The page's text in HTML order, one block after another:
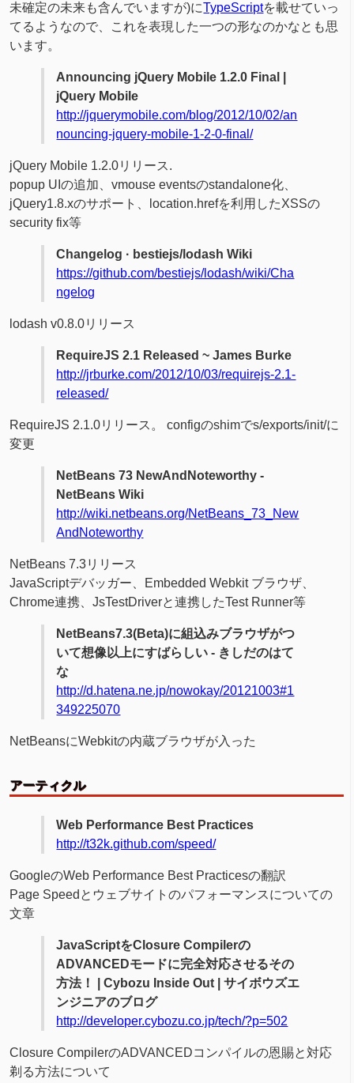
未確定の未来も含んでいますが)にTypeScriptを載せていっ
てるようなので、これを表現した一つの形なのかなとも思
います。
Announcing jQuery Mobile 1.2.0 Final |
jQuery Mobile
http://jquerymobile.com/blog/2012/10/02/an
nouncing-jquery-mobile-1-2-0-final/
jQuery Mobile 1.2.0リリース.
popup UIの追加、vmouse eventsのstandalone化、
jQuery1.8.xのサポート、location.hrefを利用したXSSの
security fix等
Changelog · bestiejs/lodash Wiki
https://github.com/bestiejs/lodash/wiki/Cha
ngelog
lodash v0.8.0リリース
RequireJS 2.1 Released ~ James Burke
http://jrburke.com/2012/10/03/requirejs-2.1-
released/
RequireJS 2.1.0リリース。 configのshimでs/exports/init/に
変更
NetBeans 73 NewAndNoteworthy -
NetBeans Wiki
http://wiki.netbeans.org/NetBeans_73_New
AndNoteworthy
NetBeans 7.3リリース
JavaScriptデバッガー、Embedded Webkit ブラウザ、
Chrome連携、JsTestDriverと連携したTest Runner等
NetBeans7.3(Beta)に組込みブラウザがつ
いて想像以上にすばらしい - きしだのはて
な
http://d.hatena.ne.jp/nowokay/20121003#1
349225070
NetBeansにWebkitの内蔵ブラウザが入った
アーティクル
Web Performance Best Practices
http://t32k.github.com/speed/
GoogleのWeb Performance Best Practicesの翻訳
Page Speedとウェブサイトのパフォーマンスについての
文章
JavaScriptをClosure Compilerの
ADVANCEDモードに完全対応させるその
方法！ | Cybozu Inside Out | サイボウズエ
ンジニアのブログ
http://developer.cybozu.co.jp/tech/?p=502
Closure CompilerのADVANCEDコンパイルの恩賜と対応
剃る方法について